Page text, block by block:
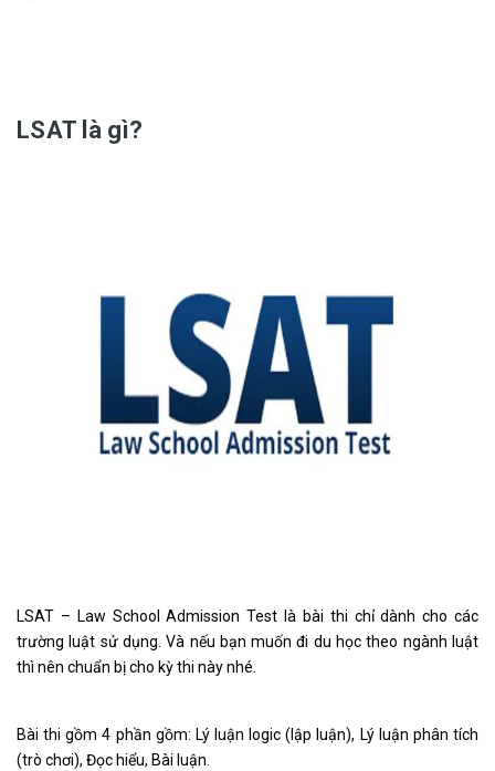
LSAT là gì?
LSAT – Law School Admission Test là bài thi chỉ dành cho các
trường luật sử dụng. Và nếu bạn muốn đi du học theo ngành luật
thì nên chuẩn bị cho kỳ thi này nhé.
Bài thi gồm 4 phần gồm: Lý luận logic (lập luận), Lý luận phân tích
(trò chơi), Đọc hiểu, Bài luận.